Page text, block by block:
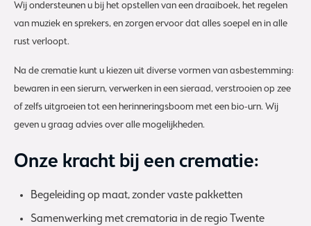
Wij ondersteunen u bij het opstellen van een draaiboek, het regelen
van muziek en sprekers, en zorgen ervoor dat alles soepel en in alle
rust verloopt.
Na de crematie kunt u kiezen uit diverse vormen van asbestemming:
bewaren in een sierurn, verwerken in een sieraad, verstrooien op zee
of zelfs uitgroeien tot een herinneringsboom met een bio-urn. Wij
geven u graag advies over alle mogelijkheden.
Onze kracht bij een crematie:
Begeleiding op maat, zonder vaste pakketten
Samenwerking met crematoria in de regio Twente